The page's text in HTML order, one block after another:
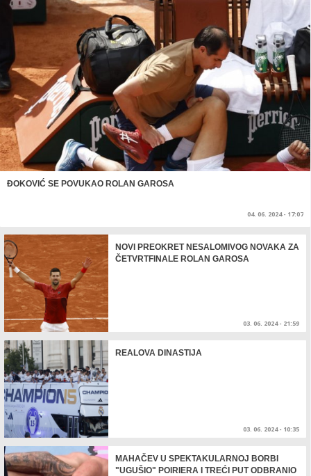
ĐOKOVIĆ SE POVUKAO ROLAN GAROSA
04. 06. 2024 - 17:07
NOVI PREOKRET NESALOMIVOG NOVAKA ZA
ČETVRTFINALE ROLAN GAROSA
03. 06. 2024 - 21:59
REALOVA DINASTIJA
03. 06. 2024 - 10:35
MAHAČEV U SPEKTAKULARNOJ BORBI
"UGUŠIO" POIRIERA I TREĆI PUT ODBRANIO